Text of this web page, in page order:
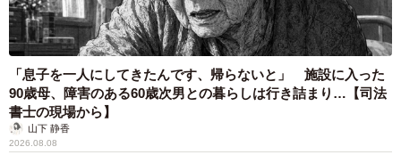
「息子を一人にしてきたんです、帰らないと」 施設に入った
90歳母、障害のある60歳次男との暮らしは行き詰まり…【司法
書士の現場から】
山下 静香
2026.08.08